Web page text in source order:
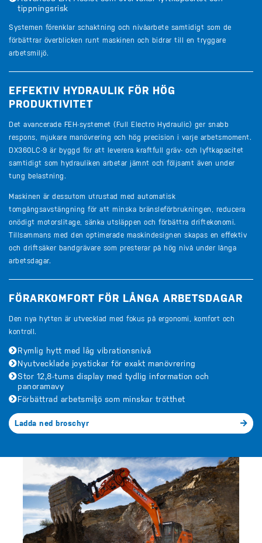
tippningsrisk
Systemen förenklar schaktning och nivåarbete samtidigt som de
förbättrar överblicken runt maskinen och bidrar till en tryggare
arbetsmiljö.
EFFEKTIV HYDRAULIK FÖR HÖG
PRODUKTIVITET
Det avancerade FEH-systemet (Full Electro Hydraulic) ger snabb
respons, mjukare manövrering och hög precision i varje arbetsmoment.
DX360LC-9 är byggd för att leverera kraftfull gräv- och lyftkapacitet
samtidigt som hydrauliken arbetar jämnt och följsamt även under
tung belastning.
Maskinen är dessutom utrustad med automatisk
tomgångsavstängning för att minska bränsleförbrukningen, reducera
onödigt motorslitage, sänka utsläppen och förbättra driftekonomi.
Tillsammans med den optimerade maskindesignen skapas en effektiv
och driftsäker bandgrävare som presterar på hög nivå under långa
arbetsdagar.
FÖRARKOMFORT FÖR LÅNGA ARBETSDAGAR
Den nya hytten är utvecklad med fokus på ergonomi, komfort och
kontroll.
Rymlig hytt med låg vibrationsnivå
Nyutvecklade joystickar för exakt manövrering
Stor 12,8-tums display med tydlig information och
panoramavy
Förbättrad arbetsmiljö som minskar trötthet
Ladda ned broschyr